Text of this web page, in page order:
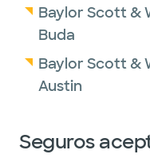
Baylor Scott &
Buda
Baylor Scott &
Austin
Seguros